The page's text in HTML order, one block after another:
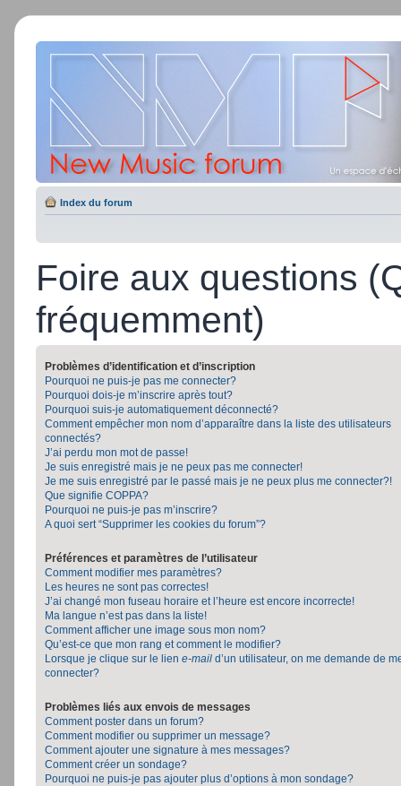
Index du forum
Foire aux questions
fréquemment)
Problèmes d’identification et d’inscription
Pourquoi ne puis-je pas me connecter?
Pourquoi dois-je m’inscrire après tout?
Pourquoi suis-je automatiquement déconnecté?
Comment empêcher mon nom d’apparaître dans la liste des utilisateurs
connectés?
J’ai perdu mon mot de passe!
Je suis enregistré mais je ne peux pas me connecter!
Je me suis enregistré par le passé mais je ne peux plus me connecter?!
Que signifie COPPA?
Pourquoi ne puis-je pas m’inscrire?
A quoi sert “Supprimer les cookies du forum”?
Préférences et paramètres de l’utilisateur
Comment modifier mes paramètres?
Les heures ne sont pas correctes!
J’ai changé mon fuseau horaire et l’heure est encore incorrecte!
Ma langue n’est pas dans la liste!
Comment afficher une image sous mon nom?
Qu’est-ce que mon rang et comment le modifier?
Lorsque je clique sur le lien e-mail d’un utilisateur, on me demande de
connecter?
Problèmes liés aux envois de messages
Comment poster dans un forum?
Comment modifier ou supprimer un message?
Comment ajouter une signature à mes messages?
Comment créer un sondage?
Pourquoi ne puis-je pas ajouter plus d’options à mon sondage?